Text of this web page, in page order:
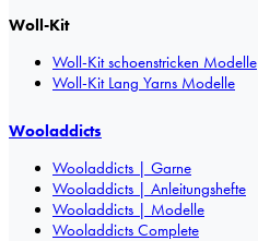
Woll-Kit
Woll-Kit schoenstricken Modelle
Woll-Kit Lang Yarns Modelle
Wooladdicts
Wooladdicts | Garne
Wooladdicts | Anleitungshefte
Wooladdicts | Modelle
Wooladdicts Complete